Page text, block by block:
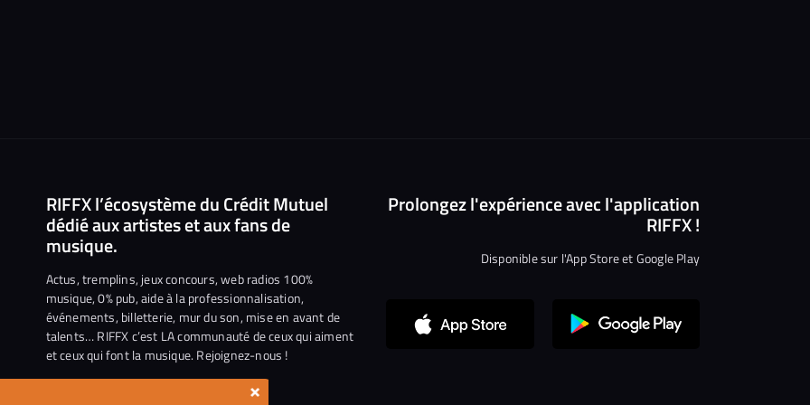
RIFFX l’écosystème du Crédit Mutuel
dédié aux artistes et aux fans de
musique.
Actus, tremplins, jeux concours, web radios 100%
musique, 0% pub, aide à la professionnalisation,
événements, billetterie, mur du son, mise en avant de
talents… RIFFX c’est LA communauté de ceux qui aiment
et ceux qui font la musique. Rejoignez-nous !
Prolongez l'expérience avec l'application
RIFFX !
Disponible sur l'App Store et Google Play
×